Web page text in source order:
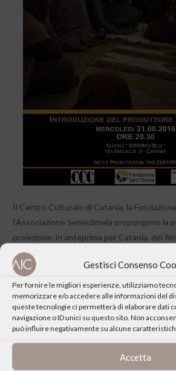
Gestisci Consenso
Per fornire le migliori esperienze, utilizziamo
memorizzare e/o accedere alle informazioni del
queste tecnologie ci permetterà di elaborare dati
navigazione o ID unici su questo sito. Non
può influire negativamente su alcune
Accetta
Il Centro Culturale di Catania, la
l’Associazione Semedimela propongono la
proiezione, in anteprima per Catania, del film
presente il produttore americano T.J.
CONDIVIDI QUESTO